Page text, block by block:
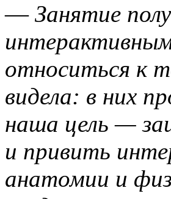
— Занятие
относиться к
видела: в них
наша цель —
и привить
анатомии и